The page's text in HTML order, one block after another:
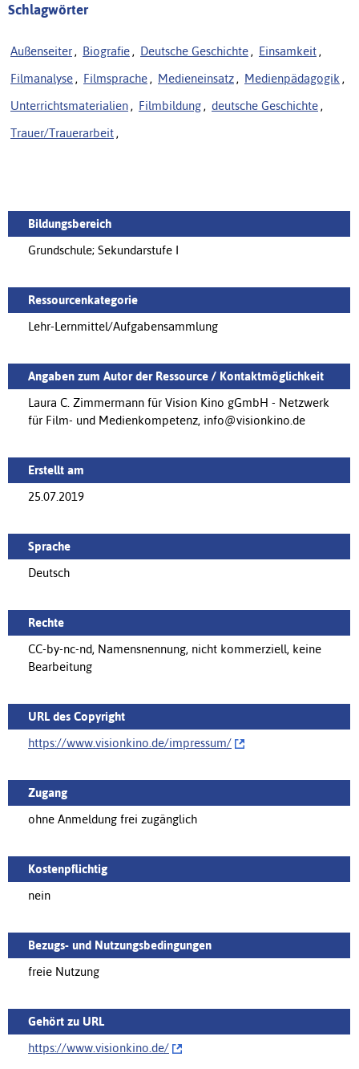
Schlagwörter
Außenseiter , Biografie , Deutsche Geschichte , Einsamkeit ,
Filmanalyse , Filmsprache , Medieneinsatz , Medienpädagogik ,
Unterrichtsmaterialien , Filmbildung , deutsche Geschichte ,
Trauer/Trauerarbeit ,
Bildungsbereich
Grundschule; Sekundarstufe I
Ressourcenkategorie
Lehr-Lernmittel/Aufgabensammlung
Angaben zum Autor der Ressource / Kontaktmöglichkeit
Laura C. Zimmermann für Vision Kino gGmbH - Netzwerk
für Film- und Medienkompetenz, info@visionkino.de
Erstellt am
25.07.2019
Sprache
Deutsch
Rechte
CC-by-nc-nd, Namensnennung, nicht kommerziell, keine
Bearbeitung
URL des Copyright
https://www.visionkino.de/impressum/‌
Zugang
ohne Anmeldung frei zugänglich
Kostenpflichtig
nein
Bezugs- und Nutzungsbedingungen
freie Nutzung
Gehört zu URL
https://www.visionkino.de/‌